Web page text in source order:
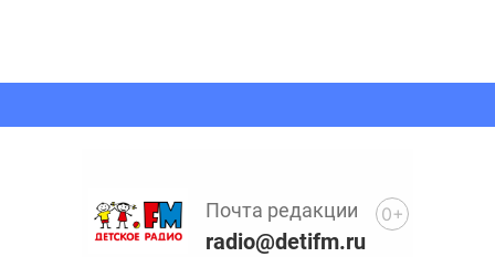
Почта редакции
radio@detifm.ru
0+